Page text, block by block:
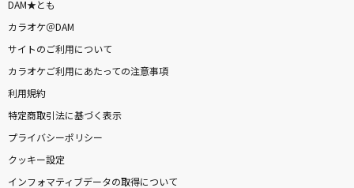
DAM★とも
カラオケ＠DAM
サイトのご利用について
カラオケご利用にあたっての注意事項
利用規約
特定商取引法に基づく表示
プライバシーポリシー
クッキー設定
インフォマティブデータの取得について